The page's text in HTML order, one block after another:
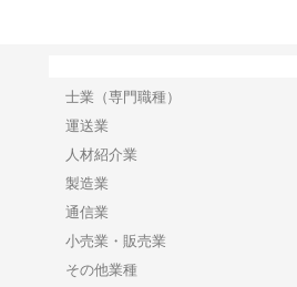
士業（専門職種）
運送業
人材紹介業
製造業
通信業
小売業・販売業
その他業種